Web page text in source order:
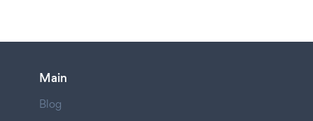
Main
Blog